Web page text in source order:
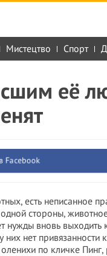
Мистецтво Спорт
её
Facebook
есть неписанное
стороны,
нужды вновь
них нет привязанности
по кличке Пинг,